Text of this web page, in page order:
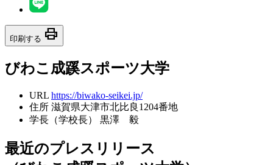
印刷する print
びわこ成蹊スポーツ大学
URL https://biwako-seikei.jp/
住所 滋賀県大津市北比良1204番地
学長（学校長）
黒澤 毅
最近のプレスリリース